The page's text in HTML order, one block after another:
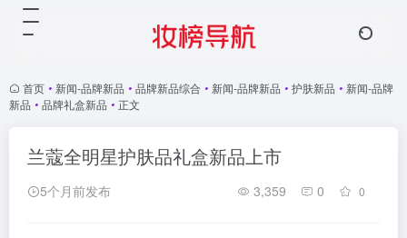
首页 • 新闻-品牌新品 • 品牌新品综合 • 新闻-品牌新品 • 护肤新品 • 新闻-品牌
新品 • 品牌礼盒新品 • 正文
兰蔻全明星护肤品礼盒新品上市
5个月前发布 3,359 0 0